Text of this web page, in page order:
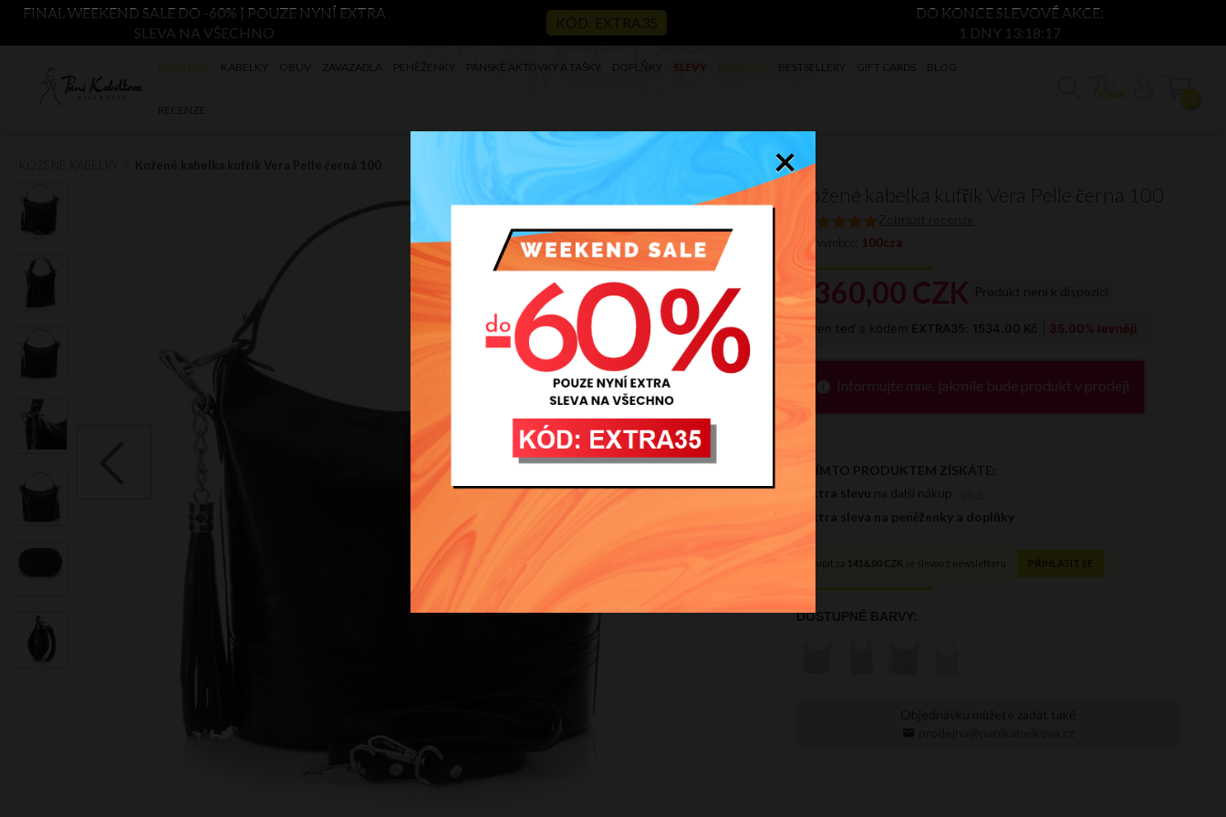
FINAL WEEKEND SALE DO -60% | POUZE NYNÍ EXTRA
SLEVA NA VŠECHNO
DO KONCE SLEVOVÉ AKCE:
1 DNY 13:18:16
NOVINKY KABELKY OBUV ZAVAZADLA PENĚŽENKY PÁNSKÉ AKTOVKY A TAŠKY DOPLŇKY SLEVY NADÍLKA BESTSELLERY GIFT CARDS BLOG
RECENZE
0
Kožené kabelka kufřík Vera Pelle černá 100
Kód výrobce: 100cza
2360,00 CZK
Informujte mne, jakmile bude produkt v prodeji
×